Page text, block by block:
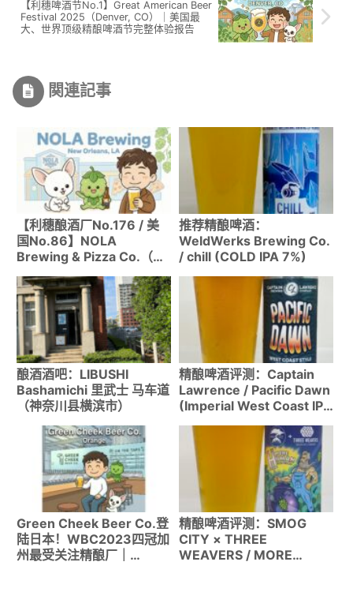
【利穗啤酒节No.1】Great American Beer
Festival 2025（Denver, CO）｜美国最
大、世界顶级精酿啤酒节完整体验报告
関連記事
【利穗酿酒厂No.176 / 美
国No.86】NOLA
Brewing & Pizza Co.（新
Beer Cup获奖的实力派酿
酒厂
推荐精酿啤酒：
WeldWerks Brewing Co.
/ chill (COLD IPA 7%)
酿酒酒吧：LIBUSHI
Bashamichi 里武士 马车道
（神奈川县横滨市）
精酿啤酒评测：Captain
Lawrence / Pacific Dawn
(Imperial West Coast IPA
Green Cheek Beer Co.登
陆日本！WBC2023四冠加
州最受关注精酿厂｜
精酿啤酒评测：SMOG
CITY × THREE
WEAVERS / MORE